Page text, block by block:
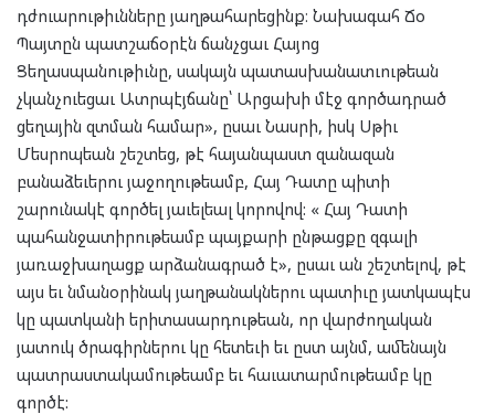
դժուարութիւնները յաղթահարեցինք։ Նախագահ Ճօ
Պայտըն պատշաճօրէն ճանչցաւ Հայոց
Ցեղասպանութիւնը, սակայն պատասխանատւութեան
չկանչուեցաւ Ատրպէյճանը՝ Արցախի մէջ գործադրած
ցեղային զտման համար», ըսաւ Նասրի, իսկ Սթիւ
Մեսրոպեան շեշտեց, թէ հայանպաստ զանազան
բանաձեւերու յաջողութեամբ, Հայ Դատը պիտի
շարունակէ գործել յաւելեալ կորովով: « Հայ Դատի
պահանջատիրութեամբ պայքարի ընթացքը զգալի
յառաջխաղացք արձանագրած է», ըսաւ ան շեշտելով, թէ
այս եւ նմանօրինակ յաղթանակներու պատիւը յատկապէս
կը պատկանի երիտասարդութեան, որ վարժողական
յատուկ ծրագիրներու կը հետեւի եւ ըստ այնմ, ամենայն
պատրաստակամութեամբ եւ հաւատարմութեամբ կը
գործէ: